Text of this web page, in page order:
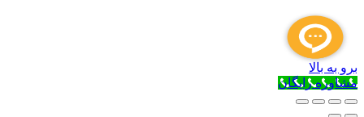
برو به بالا
مشاوره رایگان